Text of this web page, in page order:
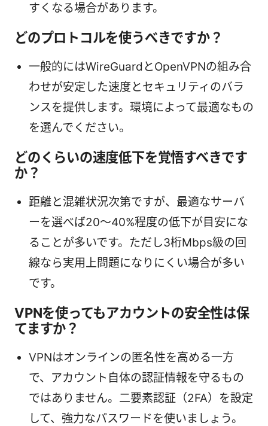
すくなる場合があります。
どのプロトコルを使うべきですか？
一般的にはWireGuardとOpenVPNの組み合
わせが安定した速度とセキュリティのバラ
ンスを提供します。環境によって最適なもの
を選んでください。
どのくらいの速度低下を覚悟すべきです
か？
距離と混雑状況次第ですが、最適なサーバ
ーを選べば20〜40%程度の低下が目安にな
ることが多いです。ただし3桁Mbps級の回
線なら実用上問題になりにくい場合が多い
です。
VPNを使ってもアカウントの安全性は保
てますか？
VPNはオンラインの匿名性を高める一方
で、アカウント自体の認証情報を守るもの
ではありません。二要素認証（2FA）を設定
して、強力なパスワードを使いましょう。